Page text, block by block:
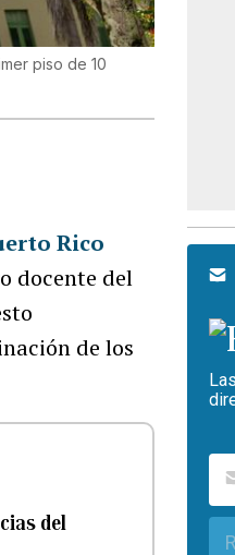
piso de 10
Rico
docente del
de los
del